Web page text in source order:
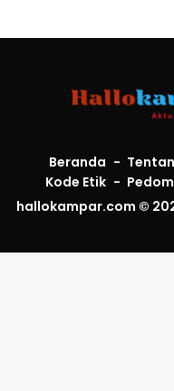
Beranda
Kode Etik
hallokampar.com ©